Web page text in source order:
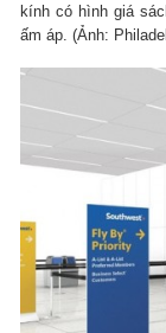
kính có hình giá
ấm áp. (Ảnh: